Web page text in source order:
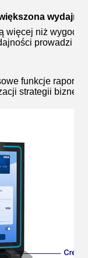
więcej niż
prowadzi
funkcje
strategii